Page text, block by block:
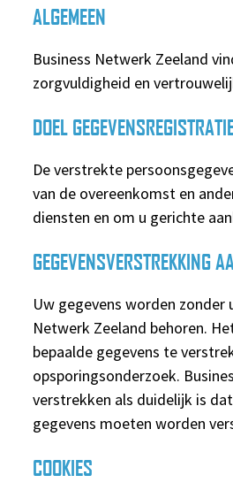
ALGEMEEN
Business Netwerk Zeeland
zorgvuldigheid en
DOEL
De verstrekte
van de overeenkomst en
diensten en om u gerichte
GEGEVENSVERSTREKKING
Uw gegevens worden
Netwerk Zeeland behoren.
bepaalde gegevens te
opsporingsonderzoek.
verstrekken als duidelijk is
gegevens moeten worden
COOKIES